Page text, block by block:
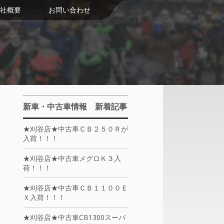
概要 お問い合わせ
新車・中古車情報 新着記事
★刈谷店★中古車ＣＢ２５０Ｒが
入荷！！！
★刈谷店★中古車メグロＫ３入
荷！！！
★刈谷店★中古車ＣＢ１１００Ｅ
Ｘ入荷！！！
★刈谷店★中古車CB1300スーパ